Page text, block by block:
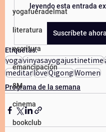
yogafueradelmat
literatura
escritura
emancipación
8M
cinema
bookclub
leyendo esta entrada
Suscríbete ahora
Etiquetas:
yogavinyasayogajustinetime
meditarloveQigongWomen
Programa de la semana